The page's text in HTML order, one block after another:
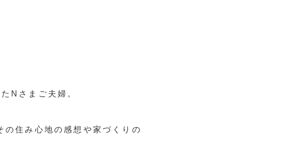
Nさまご夫婦。
住み心地の感想や家づくりの